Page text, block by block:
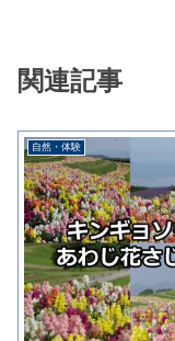
関連記事
自然・体験